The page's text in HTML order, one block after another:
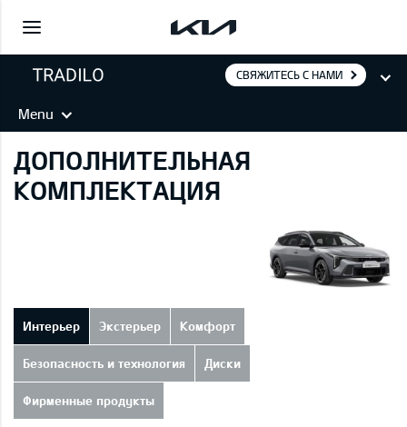
СВЯЖИТЕСЬ С НАМИ
Menu
ДОПОЛНИТЕЛЬНАЯ
КОМПЛЕКТАЦИЯ
Интерьер Экстерьер Комфорт
Безопасность и технология Диски
Фирменные продукты